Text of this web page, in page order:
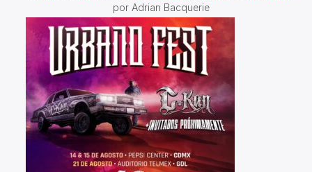
por Adrian Bacquerie